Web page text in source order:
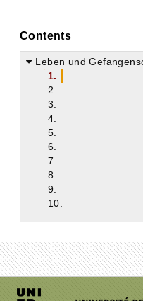
Contents
Leben und
1.
2.
3.
4.
5.
6.
7.
8.
9.
10.